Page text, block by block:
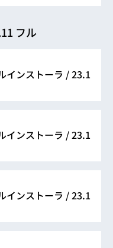
フル
インストーラ / 23.1
インストーラ / 23.1
インストーラ / 23.1